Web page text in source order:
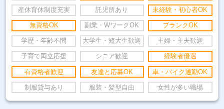
産休育休制度充実 託児所あり 未経験・初心者OK
無資格OK 副業・WワークOK ブランクOK
学歴・年齢不問 大学生・短大生歓迎 主婦・主夫歓迎
子育て両立応援 シニア歓迎 経験者優遇
有資格者歓迎 友達と応募OK 車・バイク通勤OK
制服貸与あり 服装・髪型自由 女性が多い職場